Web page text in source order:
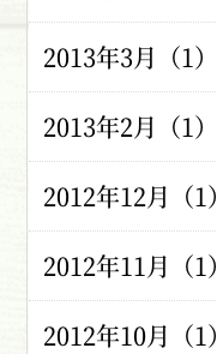
2013年3月（1）
2013年2月（1）
2012年12月（1）
2012年11月（1）
2012年10月（1）